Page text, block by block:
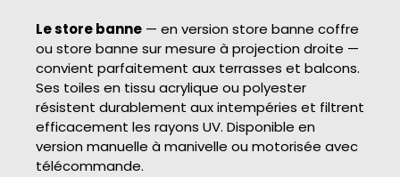
Le store banne — en version store banne coffre
ou store banne sur mesure à projection droite —
convient parfaitement aux terrasses et balcons.
Ses toiles en tissu acrylique ou polyester
résistent durablement aux intempéries et filtrent
efficacement les rayons UV. Disponible en
version manuelle à manivelle ou motorisée avec
télécommande.